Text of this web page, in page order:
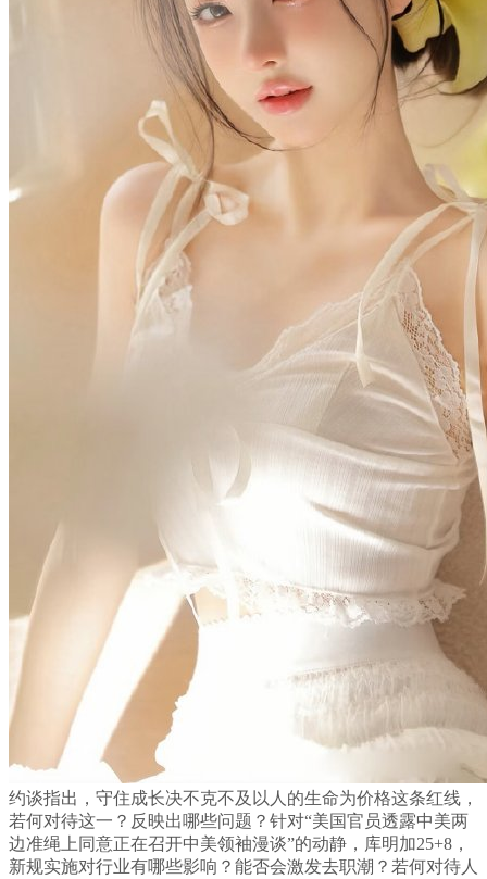
约谈指出，守住成长决不克不及以人的生命为价格这条红线，
若何对待这一？反映出哪些问题？针对“美国官员透露中美两
边准绳上同意正在召开中美领袖漫谈”的动静，库明加25+8，
新规实施对行业有哪些影响？能否会激发去职潮？若何对待人